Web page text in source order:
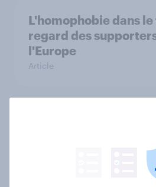
L'homophobie dans
regard des
l'Europe
Article